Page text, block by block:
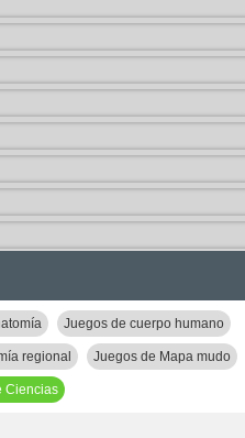
Juegos de cuerpo humano
regional Juegos de Mapa mudo
Ciencias